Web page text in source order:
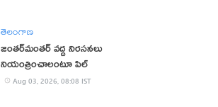
తెలంగాణ
జంతర్‌మంతర్‌ వద్ద నిరసనలు
నియంత్రించాలంటూ పిల్
Aug 03, 2026, 08:08 IST